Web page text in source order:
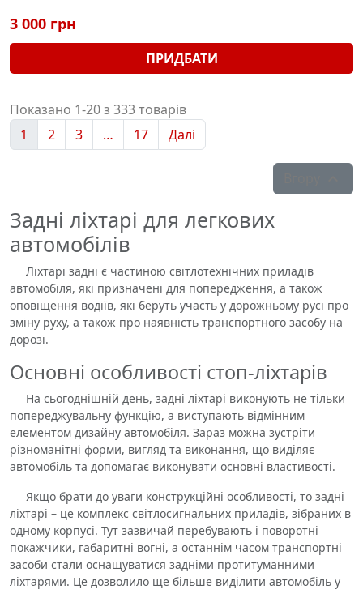
3 000 грн
ПРИДБАТИ
Показано 1-20 з 333 товарів
1
2 3 … 17 Далі
Задні ліхтарі для легкових
автомобілів
Ліхтарі задні є частиною світлотехнічних приладів
автомобіля, які призначені для попередження, а також
оповіщення водіїв, які беруть участь у дорожньому русі про
зміну руху, а також про наявність транспортного засобу на
дорозі.
Основні особливості стоп-ліхтарів
На сьогоднішній день, задні ліхтарі виконують не тільки
попереджувальну функцію, а виступають відмінним
елементом дизайну автомобіля. Зараз можна зустріти
різноманітні форми, вигляд та виконання, що виділяє
автомобіль та допомагає виконувати основні властивості.
Якщо брати до уваги конструкційні особливості, то задні
ліхтарі – це комплекс світлосигнальних приладів, зібраних в
одному корпусі. Тут зазвичай перебувають і поворотні
покажчики, габаритні вогні, а останнім часом транспортні
засоби стали оснащуватися задніми протитуманними
ліхтарями. Це дозволило ще більше виділити автомобіль у